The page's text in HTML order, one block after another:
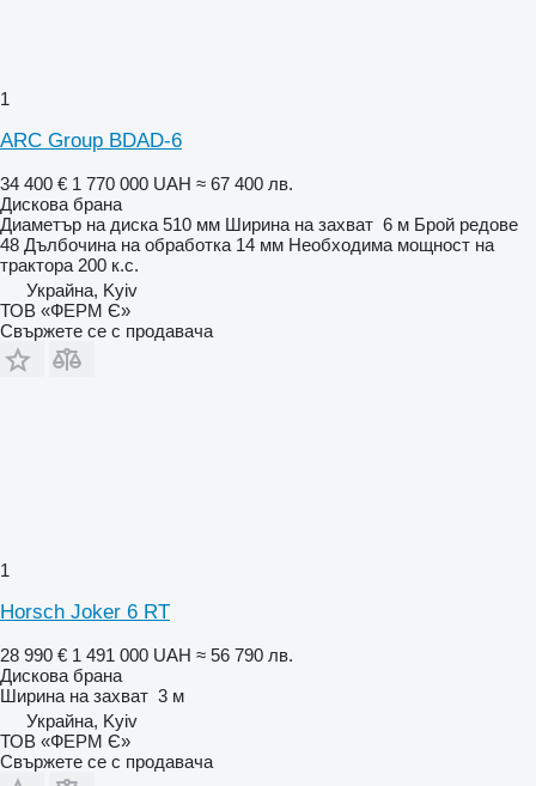
1
ARC Group BDAD-6
34 400 € 1 770 000 UAH ≈ 67 400 лв.
Дискова брана
Диаметър на диска 510 мм Ширина на захват 6 м Брой редове
48 Дълбочина на обработка 14 мм Необходима мощност на
трактора 200 к.с.
Украйна, Kyiv
ТОВ «ФЕРМ Є»
Свържете се с продавача
1
Horsch Joker 6 RT
28 990 € 1 491 000 UAH ≈ 56 790 лв.
Дискова брана
Ширина на захват 3 м
Украйна, Kyiv
ТОВ «ФЕРМ Є»
Свържете се с продавача